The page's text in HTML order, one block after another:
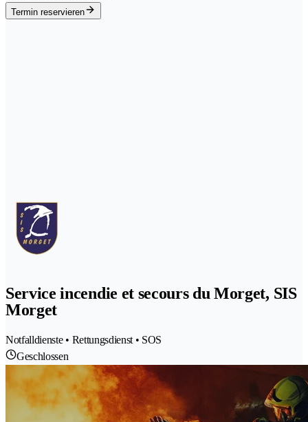
Termin reservieren
Service incendie et secours du Morget, SIS
Morget
Notfalldienste • Rettungsdienst • SOS
Geschlossen